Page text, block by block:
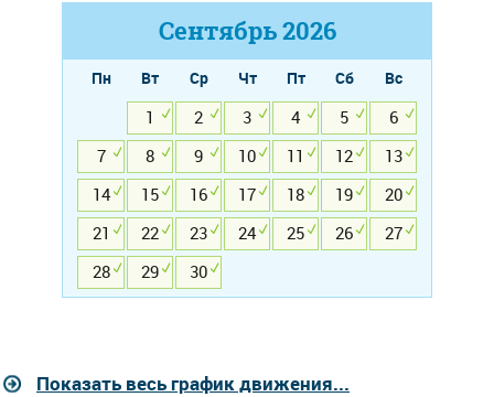
Сентябрь2026
Пн Вт Ср Чт Пт Сб
Вс
1
2 3 4 5
6
7
8 9 10 11 12
13
14
15 16 17 18 19
20
21
22 23 24 25 26
27
28
29 30
Показать весь график движения...